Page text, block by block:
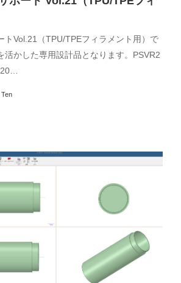
トVol.21（TPU/TPEフィラメント用）で
活かした専用設計品となります。PSVR2
Ten